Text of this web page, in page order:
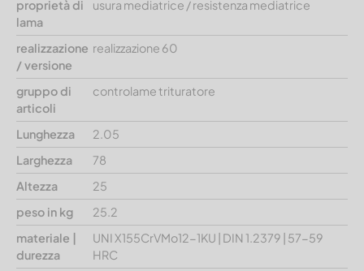
proprietà di
lama
usura mediatrice / resistenza mediatrice
realizzazione
/ versione
realizzazione 60
gruppo di
articoli
controlame trituratore
Lunghezza
2.05
Larghezza
78
Altezza
25
peso in kg
25.2
materiale |
durezza
UNI X155CrVMo12-1KU | DIN 1.2379 | 57-59
HRC